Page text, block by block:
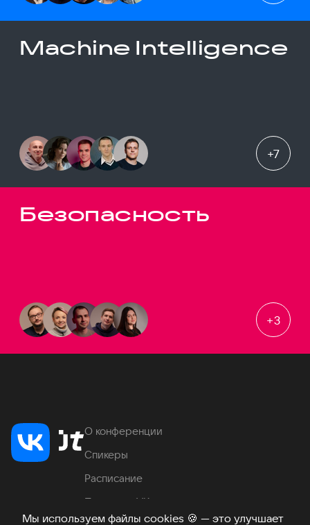
Мы используем файлы cookies 🍪 — это улучшает
Machine Intelligence
+7
Безопасность
+3
О конференции
Спикеры
Расписание
Продукты VK